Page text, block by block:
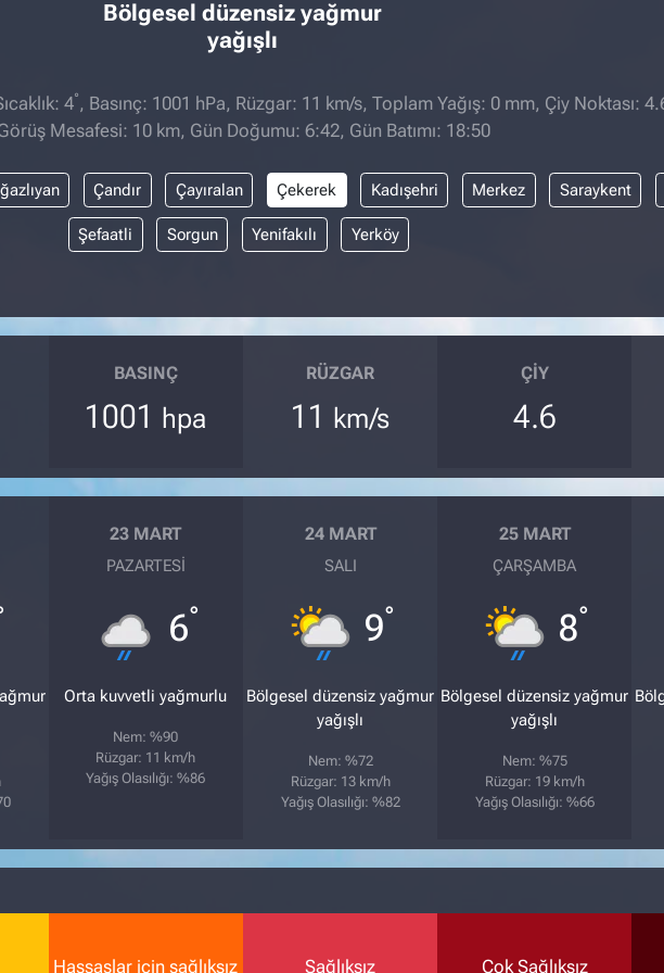
Bölgesel düzensiz yağmur
yağışlı
4°, Basınç: 1001 hPa, Rüzgar: 11 km/s, Toplam Yağış: 0 mm, Çiy Noktası:
Mesafesi: 10 km, Gün Doğumu: 6:42, Gün Batımı: 18:50
Çandır Çayıralan Çekerek Kadışehri Merkez Saraykent
Şefaatli Sorgun Yenifakılı Yerköy
BASINÇ
1001 hpa
RÜZGAR
11 km/s
ÇIY
4.6
23 MART
PAZARTESI
6°
Orta kuvvetli yağmurlu
Nem: %90
Rüzgar: 11 km/h
Yağış Olasılığı: %86
24 MART
SALI
9°
Bölgesel düzensiz yağmur
yağışlı
Nem: %72
Rüzgar: 13 km/h
Yağış Olasılığı: %82
25 MART
ÇARŞAMBA
8°
Bölgesel düzensiz yağmur
yağışlı
Nem: %75
Rüzgar: 19 km/h
Yağış Olasılığı: %66
Hassaslar için sağlıksız Sağlıksız Çok Sağlıksız